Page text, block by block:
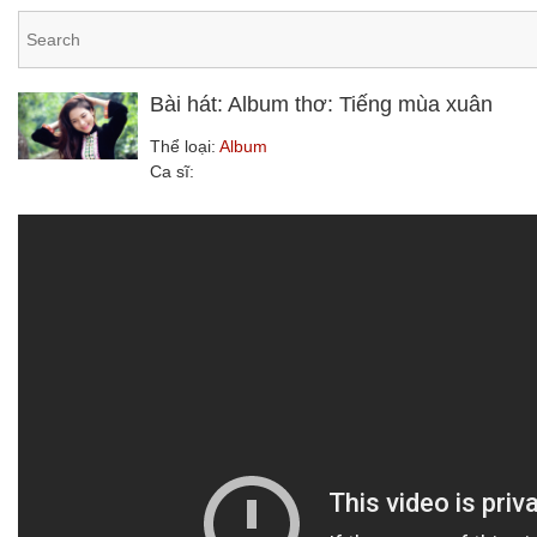
Bài hát: Album thơ: Tiếng mùa xuân
Thể loại:Album
Ca sĩ: